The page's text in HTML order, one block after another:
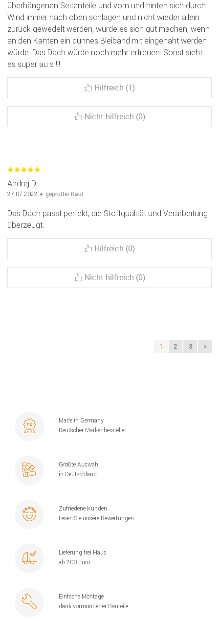
überhängenen Seitenteile und vorn und hinten sich durch
Wind immer nach oben schlagen und nicht wieder allein
zurück gewedelt werden, würde es sich gut machen, wenn
an den Kanten ein dünnes Bleiband mit eingenäht werden
würde. Das Dach würde noch mehr erfreuen. Sonst sieht
es super au s !!!
Hilfreich (1)
Nicht hilfreich (0)
Andrej D.
27.07.2022 geprüfter Kauf
Das Dach passt perfekt, die Stoffqualität und Verarbeitung
überzeugt.
Hilfreich (0)
Nicht hilfreich (0)
1 2 3 »
Made in Germany
Deutscher Markenhersteller
Größte Auswahl
in Deutschland
Zufriedene Kunden
Lesen Sie unsere Bewertungen
Lieferung frei Haus
ab 200 Euro
Einfache Montage
dank vormontierter Bauteile